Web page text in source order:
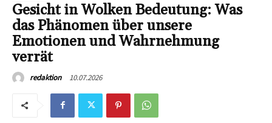
Gesicht in Wolken Bedeutung: Was
das Phänomen über unsere
Emotionen und Wahrnehmung
verrät
redaktion 10.07.2026